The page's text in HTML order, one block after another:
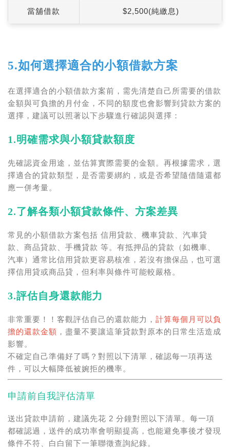
當舖借款 $2,500(純繳息)
5.如何選擇適合的小額借款方案
在選擇適合的小額借款方案前，需先清楚自己所需要的借款
金額與可負擔的月付金，不同的額度也會影響到貸款方案的
選擇，建議可以照著以下步驟進行確認與選擇：
1.明確需求與小額貸款額度
先確認資金用途，並估算實際需要的金額。再根據需求，選
擇適合的貸款類型，是否需要綁約，或是否希望隨借隨還都
應一併考量。
2.了解各類小額貸款條件、方案差異
常見的小額借款方案包括 信用貸款、機車貸款、汽車貸
款、商品貸款、手機貸款 等。有抵押品的貸款（如機車、
汽車）通常比信用貸款更容易核准，若沒有擔保品，也可選
擇信用貸或商品貸，但利率與條件可能較嚴格。
3.評估自身還款能力
非常重要！！客觀評估自己的還款能力， 計算每個月可以負
擔的還款金額 ，盡量不要讓這筆貸款對原本的日常生活造成
影響。
不確定自己準備好了嗎？對照以下清單，確認每一項再送
件，可以大幅降低被婉拒的機率。
申請前自我評估清單
送出貸款申請前，建議先花 2 分鐘對照以下清單。每一項
都確認過，送件的成功率會明顯提高，也能避免事後才發現
條件不符、白白留下一筆聯徵查詢紀錄。